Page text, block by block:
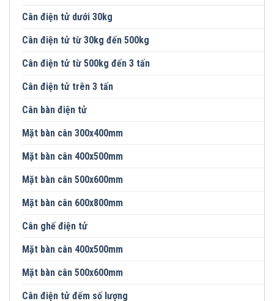
Cân điện tử dưới 30kg
Cân điện tử từ 30kg đến 500kg
Cân điện tử từ 500kg đến 3 tấn
Cân điện tử trên 3 tấn
Cân bàn điện tử
Mặt bàn cân 300x400mm
Mặt bàn cân 400x500mm
Mặt bàn cân 500x600mm
Mặt bàn cân 600x800mm
Cân ghế điện tử
Mặt bàn cân 400x500mm
Mặt bàn cân 500x600mm
Cân điện tử đếm số lượng